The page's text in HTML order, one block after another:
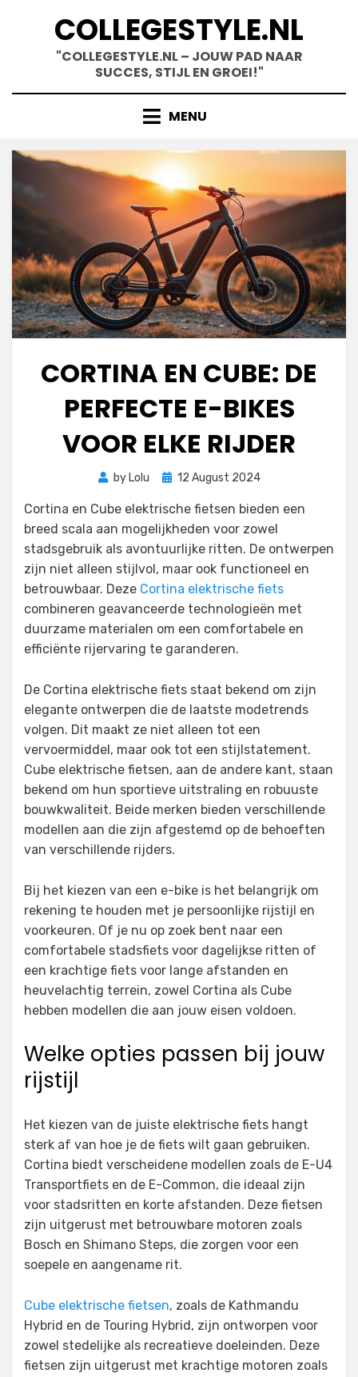
COLLEGESTYLE.NL
"COLLEGESTYLE.NL – JOUW PAD NAAR
SUCCES, STIJL EN GROEI!"
MENU
CORTINA EN CUBE: DE
PERFECTE E-BIKES
VOOR ELKE RIJDER
by Lolu
Posted
12 August 2024
Cortina en Cube elektrische fietsen bieden een
breed scala aan mogelijkheden voor zowel
stadsgebruik als avontuurlijke ritten. De ontwerpen
zijn niet alleen stijlvol, maar ook functioneel en
betrouwbaar. Deze Cortina elektrische fiets
combineren geavanceerde technologieën met
duurzame materialen om een comfortabele en
efficiënte rijervaring te garanderen.
De Cortina elektrische fiets staat bekend om zijn
elegante ontwerpen die de laatste modetrends
volgen. Dit maakt ze niet alleen tot een
vervoermiddel, maar ook tot een stijlstatement.
Cube elektrische fietsen, aan de andere kant, staan
bekend om hun sportieve uitstraling en robuuste
bouwkwaliteit. Beide merken bieden verschillende
modellen aan die zijn afgestemd op de behoeften
van verschillende rijders.
Bij het kiezen van een e-bike is het belangrijk om
rekening te houden met je persoonlijke rijstijl en
voorkeuren. Of je nu op zoek bent naar een
comfortabele stadsfiets voor dagelijkse ritten of
een krachtige fiets voor lange afstanden en
heuvelachtig terrein, zowel Cortina als Cube
hebben modellen die aan jouw eisen voldoen.
Welke opties passen bij jouw
rijstijl
Het kiezen van de juiste elektrische fiets hangt
sterk af van hoe je de fiets wilt gaan gebruiken.
Cortina biedt verscheidene modellen zoals de E-U4
Transportfiets en de E-Common, die ideaal zijn
voor stadsritten en korte afstanden. Deze fietsen
zijn uitgerust met betrouwbare motoren zoals
Bosch en Shimano Steps, die zorgen voor een
soepele en aangename rit.
Cube elektrische fietsen, zoals de Kathmandu
Hybrid en de Touring Hybrid, zijn ontworpen voor
zowel stedelijke als recreatieve doeleinden. Deze
fietsen zijn uitgerust met krachtige motoren zoals